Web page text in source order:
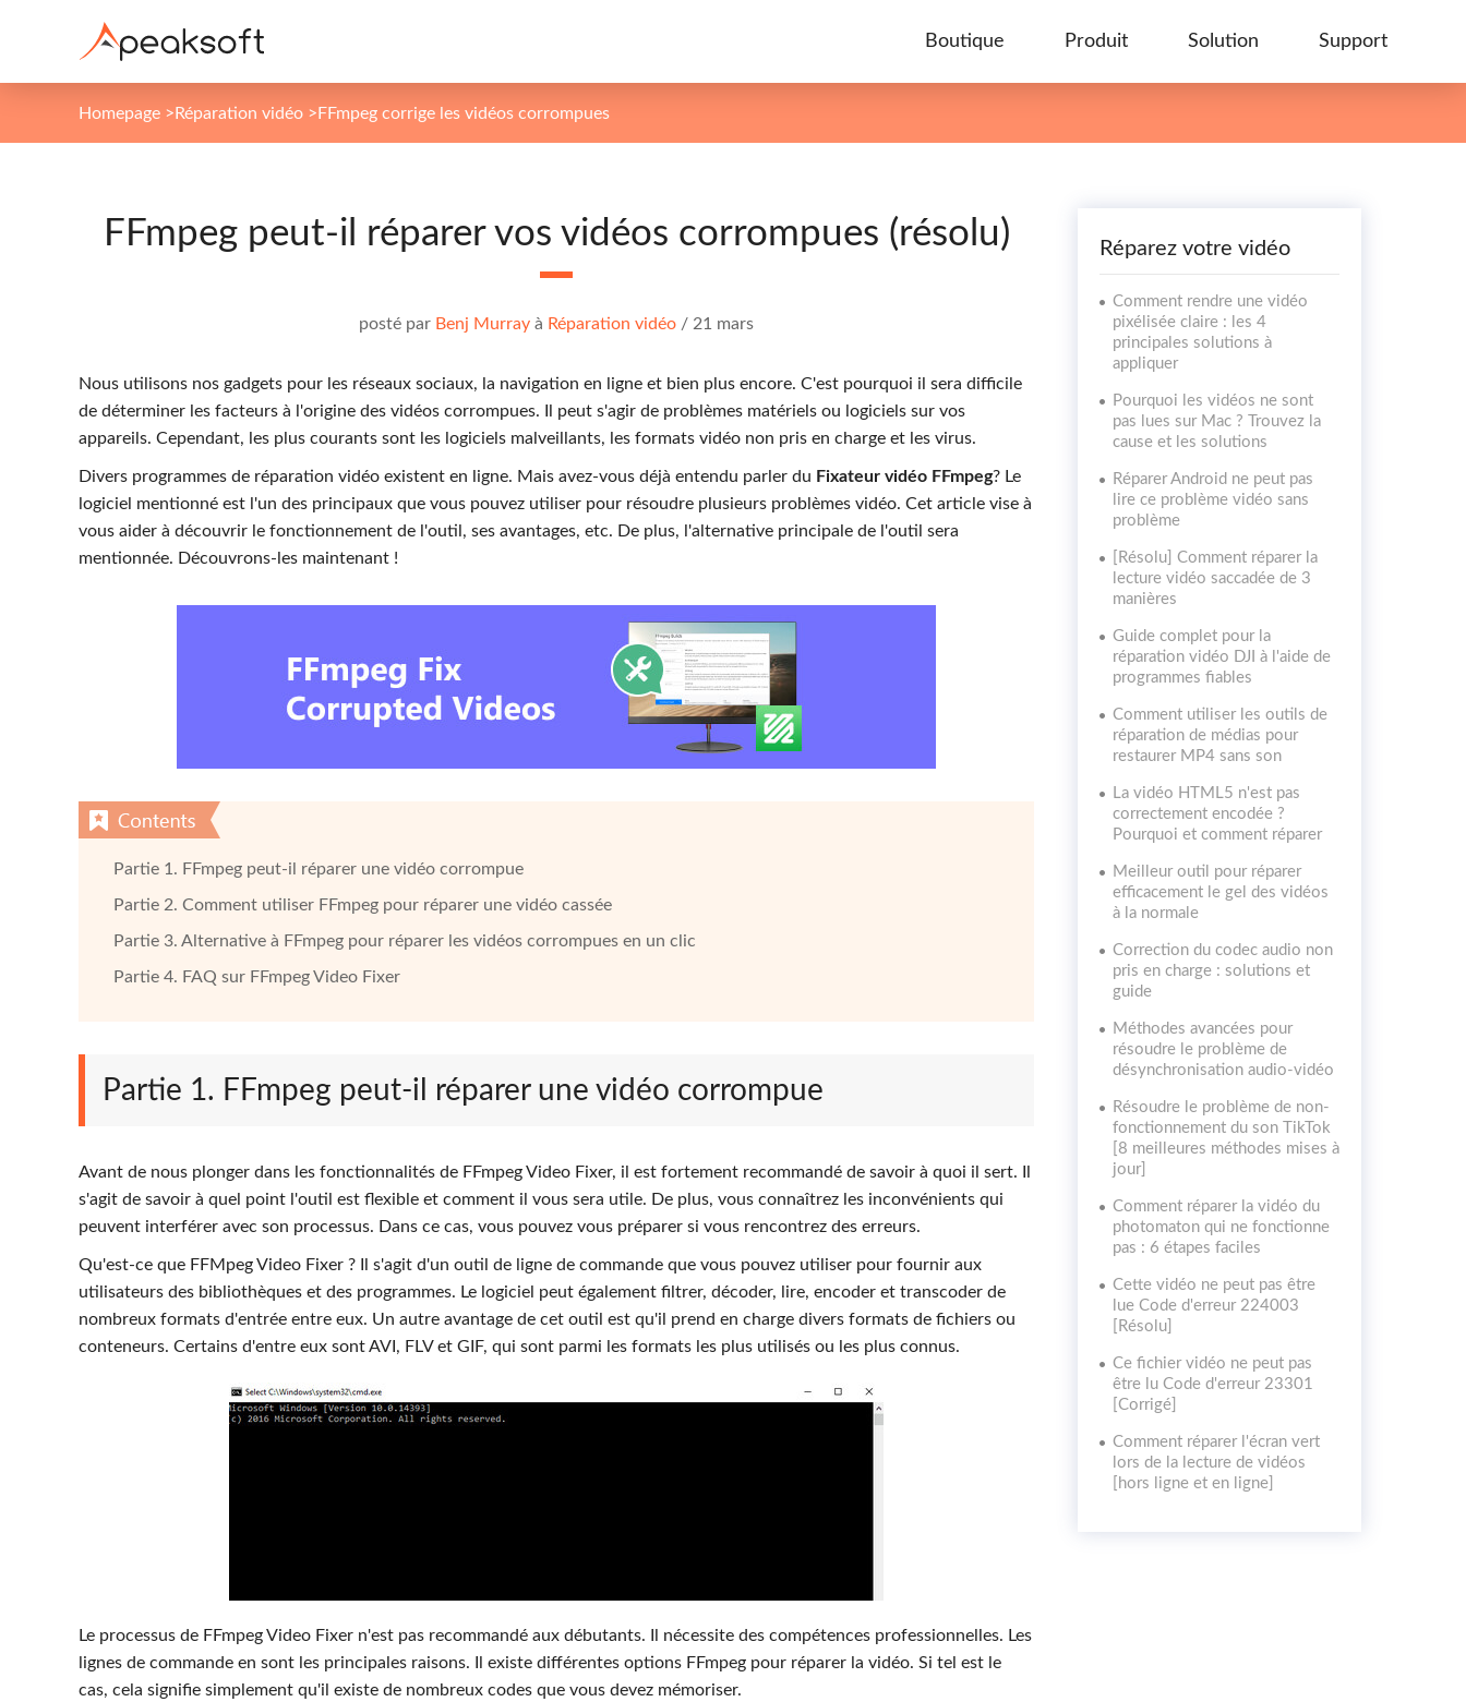
Boutique Produit Solution Support
Homepage >Réparation vidéo >FFmpeg corrige les vidéos corrompues
FFmpeg peut-il réparer vos vidéos corrompues (résolu)
posté par Benj Murray à Réparation vidéo / 21 mars
Nous utilisons nos gadgets pour les réseaux sociaux, la navigation en ligne et bien plus encore. C'est pourquoi il sera difficile
de déterminer les facteurs à l'origine des vidéos corrompues. Il peut s'agir de problèmes matériels ou logiciels sur vos
appareils. Cependant, les plus courants sont les logiciels malveillants, les formats vidéo non pris en charge et les virus.
Divers programmes de réparation vidéo existent en ligne. Mais avez-vous déjà entendu parler du Fixateur vidéo FFmpeg? Le
logiciel mentionné est l'un des principaux que vous pouvez utiliser pour résoudre plusieurs problèmes vidéo. Cet article vise à
vous aider à découvrir le fonctionnement de l'outil, ses avantages, etc. De plus, l'alternative principale de l'outil sera
mentionnée. Découvrons-les maintenant !
Partie 1. FFmpeg peut-il réparer une vidéo corrompue
Partie 2. Comment utiliser FFmpeg pour réparer une vidéo cassée
Partie 3. Alternative à FFmpeg pour réparer les vidéos corrompues en un clic
Partie 4. FAQ sur FFmpeg Video Fixer
Partie 1. FFmpeg peut-il réparer une vidéo corrompue
Avant de nous plonger dans les fonctionnalités de FFmpeg Video Fixer, il est fortement recommandé de savoir à quoi il sert. Il
s'agit de savoir à quel point l'outil est flexible et comment il vous sera utile. De plus, vous connaîtrez les inconvénients qui
peuvent interférer avec son processus. Dans ce cas, vous pouvez vous préparer si vous rencontrez des erreurs.
Qu'est-ce que FFMpeg Video Fixer ? Il s'agit d'un outil de ligne de commande que vous pouvez utiliser pour fournir aux
utilisateurs des bibliothèques et des programmes. Le logiciel peut également filtrer, décoder, lire, encoder et transcoder de
nombreux formats d'entrée entre eux. Un autre avantage de cet outil est qu'il prend en charge divers formats de fichiers ou
conteneurs. Certains d'entre eux sont AVI, FLV et GIF, qui sont parmi les formats les plus utilisés ou les plus connus.
Le processus de FFmpeg Video Fixer n'est pas recommandé aux débutants. Il nécessite des compétences professionnelles. Les
lignes de commande en sont les principales raisons. Il existe différentes options FFmpeg pour réparer la vidéo. Si tel est le
cas, cela signifie simplement qu'il existe de nombreux codes que vous devez mémoriser.
Réparez votre vidéo
Comment rendre une vidéo
pixélisée claire : les 4
principales solutions à
appliquer
Pourquoi les vidéos ne sont
pas lues sur Mac ? Trouvez la
cause et les solutions
Réparer Android ne peut pas
lire ce problème vidéo sans
problème
[Résolu] Comment réparer la
lecture vidéo saccadée de 3
manières
Guide complet pour la
réparation vidéo DJI à l'aide de
programmes fiables
Comment utiliser les outils de
réparation de médias pour
restaurer MP4 sans son
La vidéo HTML5 n'est pas
correctement encodée ?
Pourquoi et comment réparer
Meilleur outil pour réparer
efficacement le gel des vidéos
à la normale
Correction du codec audio non
pris en charge : solutions et
guide
Méthodes avancées pour
résoudre le problème de
désynchronisation audio-vidéo
Résoudre le problème de non-
fonctionnement du son TikTok
[8 meilleures méthodes mises à
jour]
Comment réparer la vidéo du
photomaton qui ne fonctionne
pas : 6 étapes faciles
Cette vidéo ne peut pas être
lue Code d'erreur 224003
[Résolu]
Ce fichier vidéo ne peut pas
être lu Code d'erreur 23301
[Corrigé]
Comment réparer l'écran vert
lors de la lecture de vidéos
[hors ligne et en ligne]